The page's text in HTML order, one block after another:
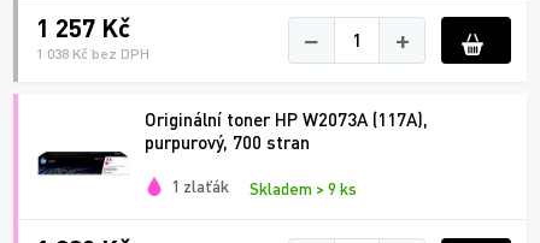
1 257 Kč
1 038 Kč bez DPH − +
Originální toner HP W2073A (117A),
purpurový, 700 stran
1 zlaťák Skladem > 9 ks